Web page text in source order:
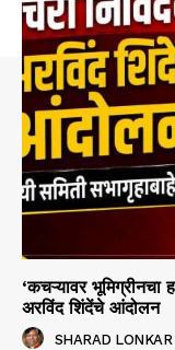
‘कचऱ्यावर भूमिग्रीनचा
अरविंद शिंदेंचे आंदोलन
SHARAD LONKAR